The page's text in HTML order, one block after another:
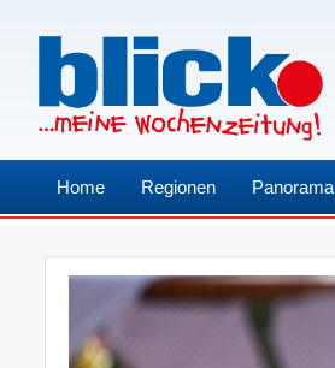
Home Regionen Panorama